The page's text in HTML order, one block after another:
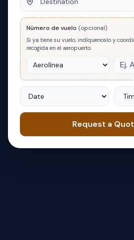
Número de vuelo (opcional)
Si ya tiene su vuelo, indíquenoslo y
recogida en el aeropuerto.
Date Time
Request a